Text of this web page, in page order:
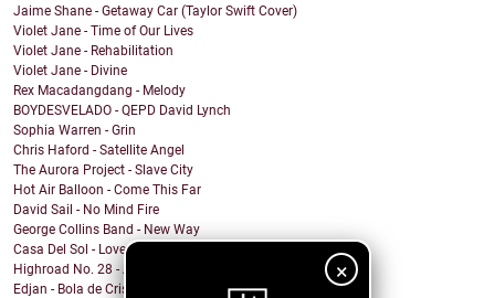
×
Jaime Shane - Getaway Car (Taylor Swift Cover)
Violet Jane - Time of Our Lives
Violet Jane - Rehabilitation
Violet Jane - Divine
Rex Macadangdang - Melody
BOYDESVELADO - QEPD David Lynch
Sophia Warren - Grin
Chris Haford - Satellite Angel
The Aurora Project - Slave City
Hot Air Balloon - Come This Far
David Sail - No Mind Fire
George Collins Band - New Way
Casa Del Sol - Love In A Time Of War
Highroad No. 28 - And I Suffer
Edjan - Bola de Cristal